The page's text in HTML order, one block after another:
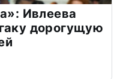
Ивлеева
дорогущую